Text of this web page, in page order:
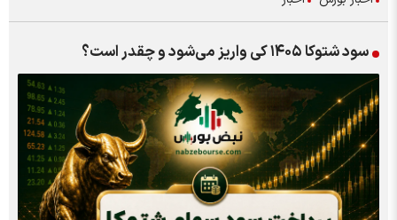
سود شتوکا ۱۴۰۵ کی واریز می‌شود و چقدر است؟